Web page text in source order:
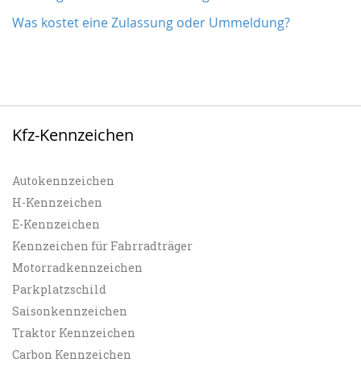
Was kostet eine Zulassung oder Ummeldung?
Kfz-Kennzeichen
Autokennzeichen
H-Kennzeichen
E-Kennzeichen
Kennzeichen für Fahrradträger
Motorradkennzeichen
Parkplatzschild
Saisonkennzeichen
Traktor Kennzeichen
Carbon Kennzeichen